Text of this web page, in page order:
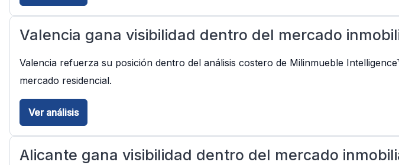
Valencia gana visibilidad dentro del mercado
Valencia refuerza su posición dentro del análisis costero de Milinmueble
mercado residencial.
Ver análisis
Alicante gana visibilidad dentro del mercado